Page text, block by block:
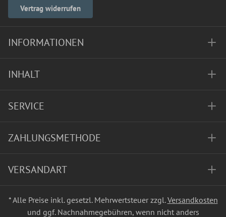
Vertrag widerrufen
INFORMATIONEN
INHALT
SERVICE
ZAHLUNGSMETHODE
VERSANDART
* Alle Preise inkl. gesetzl. Mehrwertsteuer zzgl.Versandkosten
und ggf. Nachnahmegebühren, wenn nicht anders